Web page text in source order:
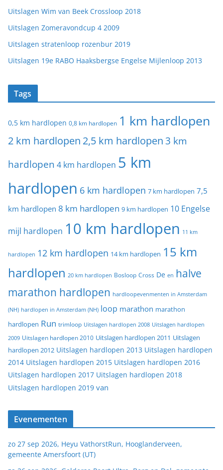
Uitslagen Wim van Beek Crossloop 2018
Uitslagen Zomeravondcup 4 2009
Uitslagen stratenloop rozenbur 2019
Uitslagen 19e RABO Haaksbergse Engelse Mijlenloop 2013
Tags
0,5 km hardlopen 0,8 km hardlopen 1 km hardlopen
2 km hardlopen 2,5 km hardlopen 3 km
hardlopen 4 km hardlopen 5 km
hardlopen 6 km hardlopen 7 km hardlopen 7,5
km hardlopen 8 km hardlopen 9 km hardlopen 10 Engelse
mijl hardlopen 10 km hardlopen 11 km
hardlopen 12 km hardlopen 14 km hardlopen 15 km
hardlopen 20 km hardlopen Bosloop Cross De en halve
marathon hardlopen hardloopevenmenten in Amsterdam
(NH) hardlopen in Amsterdam (NH) loop marathon marathon
hardlopen Run trimloop Uitslagen hardlopen 2008 Uitslagen hardlopen
2009 Uitslagen hardlopen 2010 Uitslagen hardlopen 2011 Uitslagen
hardlopen 2012 Uitslagen hardlopen 2013 Uitslagen hardlopen
2014 Uitslagen hardlopen 2015 Uitslagen hardlopen 2016
Uitslagen hardlopen 2017 Uitslagen hardlopen 2018
Uitslagen hardlopen 2019 van
Evenementen
zo 27 sep 2026, Heyu VathorstRun, Hooglanderveen,
gemeente Amersfoort (UT)